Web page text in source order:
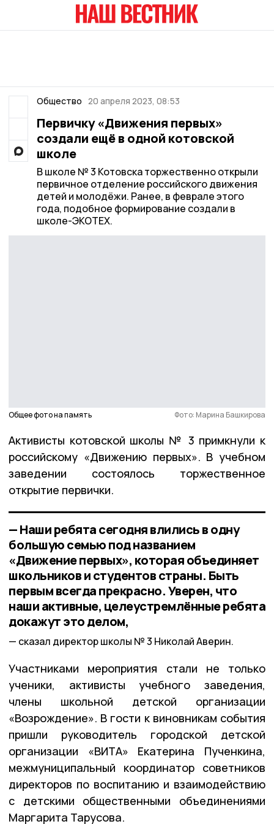
Общество 20 апреля 2023, 08:53
Первичку «Движения первых»
создали ещё в одной котовской
школе
В школе № 3 Котовска торжественно открыли
первичное отделение российского движения
детей и молодёжи. Ранее, в феврале этого
года, подобное формирование создали в
школе-ЭКОТЕХ.
Общее фото на память Фото: Марина Башкирова
Активисты котовской школы № 3 примкнули к
российскому «Движению первых». В учебном
заведении состоялось торжественное
открытие первички.
— Наши ребята сегодня влились в одну
большую семью под названием
«Движение первых», которая объединяет
школьников и студентов страны. Быть
первым всегда прекрасно. Уверен, что
наши активные, целеустремлённые ребята
докажут это делом,
сказал директор школы № 3 Николай Аверин.
Участниками мероприятия стали не только
ученики, активисты учебного заведения,
члены школьной детской организации
«Возрождение». В гости к виновникам события
пришли руководитель городской детской
организации «ВИТА» Екатерина Пученкина,
межмуниципальный координатор советников
директоров по воспитанию и взаимодействию
с детскими общественными объединениями
Маргарита Тарусова.